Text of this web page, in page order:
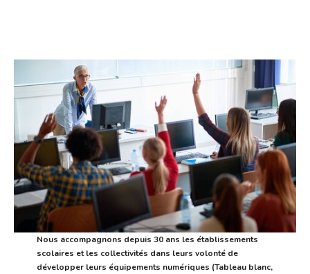
Nous accompagnons depuis 30 ans les établissements
scolaires et les collectivités dans leurs volonté de
développer leurs équipements numériques (Tableau blanc,